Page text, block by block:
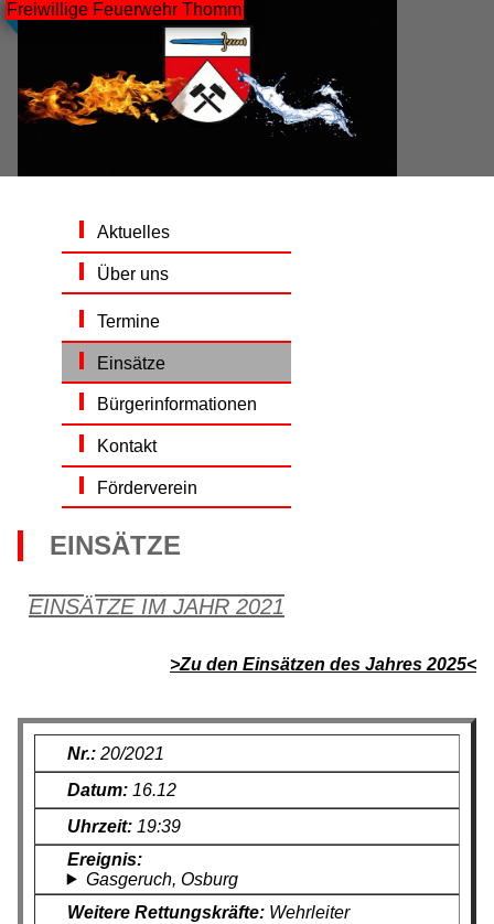
Freiwillige Feuerwehr Thomm
Aktuelles
Über uns
Termine
Einsätze
Bürgerinformationen
Kontakt
Förderverein
EINSÄTZE
EINSÄTZE IM JAHR 2021
>Zu den Einsätzen des Jahres 2025<
20/2021
16.12
19:39
Gasgeruch, Osburg
Wehrleiter